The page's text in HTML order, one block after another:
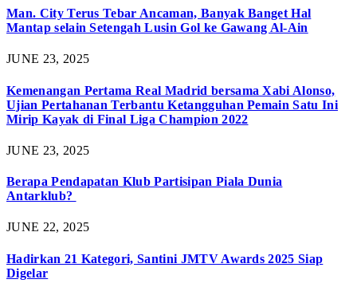
Man. City Terus Tebar Ancaman, Banyak Banget Hal
Mantap selain Setengah Lusin Gol ke Gawang Al-Ain
JUNE 23, 2025
Kemenangan Pertama Real Madrid bersama Xabi Alonso,
Ujian Pertahanan Terbantu Ketangguhan Pemain Satu Ini
Mirip Kayak di Final Liga Champion 2022
JUNE 23, 2025
Berapa Pendapatan Klub Partisipan Piala Dunia
Antarklub?
JUNE 22, 2025
Hadirkan 21 Kategori, Santini JMTV Awards 2025 Siap
Digelar